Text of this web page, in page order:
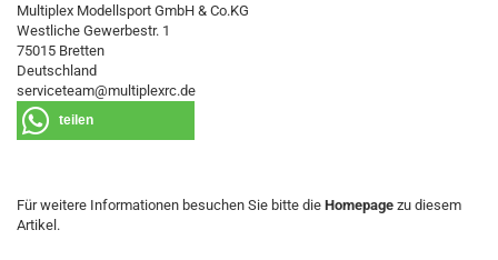
Multiplex Modellsport GmbH & Co.KG
Westliche Gewerbestr. 1
75015 Bretten
Deutschland
serviceteam@multiplexrc.de
teilen
Für weitere Informationen besuchen Sie bitte die Homepage zu diesem
Artikel.